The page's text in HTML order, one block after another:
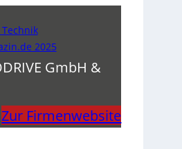
2025
GmbH &
Zur Firmenwebsite